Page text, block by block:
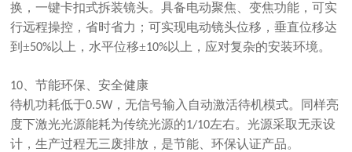
换，一键卡扣式拆装镜头。具备电动聚焦、变焦功能，可实
行远程操控，省时省力；可实现电动镜头位移，垂直位移达
到±50%以上，水平位移±10%以上，应对复杂的安装环境。
10 、节能环保、安全健康
待机功耗低于0.5W ，无信号输入自动激活待机模式。同样亮
度下激光光源能耗为传统光源的1/10左右。光源采取无汞设
计，生产过程无三废排放，是节能、环保认证产品。